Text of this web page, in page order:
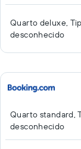
Quarto deluxe,
desconhecido
Quarto standard,
desconhecido